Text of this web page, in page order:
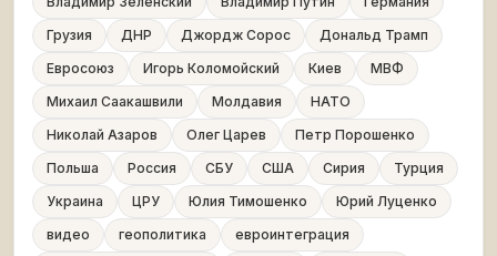
Грузия
ДНР Джордж Сорос
Дональд Трамп
Евросоюз
Игорь Коломойский Киев
МВФ
Михаил Саакашвили
Молдавия
НАТО
Николай Азаров
Олег Царев
Петр Порошенко
Польша
Россия СБУ США Сирия
Турция
Украина
ЦРУ Юлия Тимошенко
Юрий Луценко
видео
геополитика
евроинтеграция